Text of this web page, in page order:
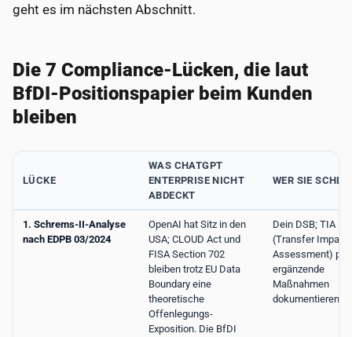
geht es im nächsten Abschnitt.
Die 7 Compliance-Lücken, die laut
BfDI-Positionspapier beim Kunden
bleiben
LÜCKE
WAS CHATGPT
ENTERPRISE NICHT
ABDECKT
WER SIE
1. Schrems-II-Analyse
nach EDPB 03/2024
OpenAI hat Sitz in den
USA; CLOUD Act und
FISA Section 702
bleiben trotz EU Data
Boundary eine
theoretische
Offenlegungs-
Exposition. Die BfDI
Dein DSB; TIA
(Transfer Impact
Assessment)
ergänzende
Maßnahmen
dokumentieren